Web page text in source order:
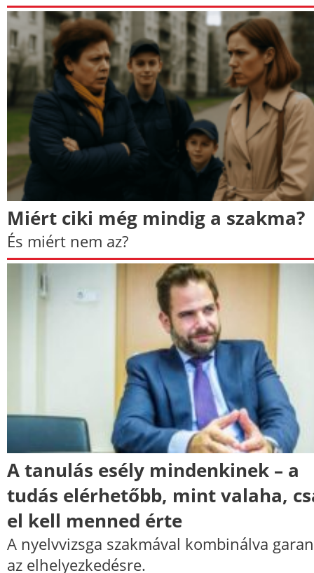
Miért ciki még mindig a szakma?
És miért nem az?
A tanulás esély mindenkinek – a
tudás elérhetőbb, mint valaha,
el kell menned érte
A nyelvvizsga szakmával kombinálva
az elhelyezkedésre.